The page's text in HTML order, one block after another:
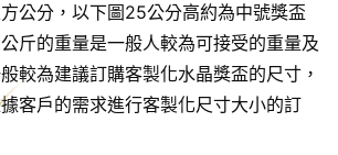
公分，以下圖25公分高約為中號獎盃
斤的重量是一般人較為可接受的重量及
較為建議訂購客製化水晶獎盃的尺寸，
客戶的需求進行客製化尺寸大小的訂